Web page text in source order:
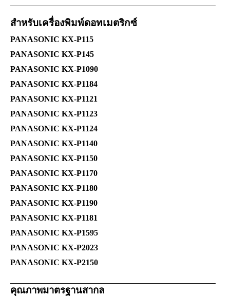
สำหรับเครื่องพิมพ์ดอทเมตริกซ์
PANASONIC KX-P115
PANASONIC KX-P145
PANASONIC KX-P1090
PANASONIC KX-P1184
PANASONIC KX-P1121
PANASONIC KX-P1123
PANASONIC KX-P1124
PANASONIC KX-P1140
PANASONIC KX-P1150
PANASONIC KX-P1170
PANASONIC KX-P1180
PANASONIC KX-P1190
PANASONIC KX-P1181
PANASONIC KX-P1595
PANASONIC KX-P2023
PANASONIC KX-P2150
คุณภาพมาตรฐานสากล